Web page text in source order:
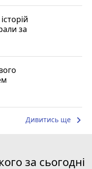
за
Дивитись ще keyboard_arrow_right
за сьогодні